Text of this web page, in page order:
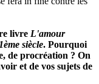
livre L'amour
siècle. Pourquoi
de procréation ? On
et de vos sujets de